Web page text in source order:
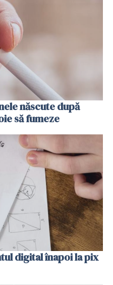
născute după
să fumeze
digital înapoi la pix